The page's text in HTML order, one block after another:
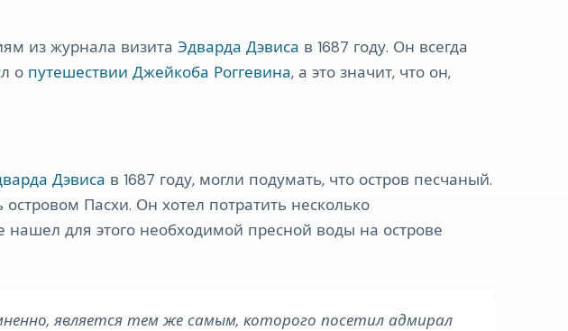
из журнала визита Эдварда Дэвиса в 1687 году. Он всегда
о путешествии Джейкоба Роггевина, а это значит, что он,
Дэвиса в 1687 году, могли подумать, что остров песчаный.
Пасхи. Он хотел потратить несколько
нашел для этого необходимой пресной воды на острове
является тем же самым, которого посетил адмирал